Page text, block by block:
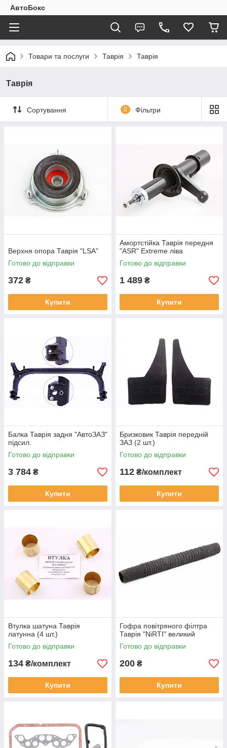
АвтоБокс
Товари та послуги Таврія Таврія
Таврія
Сортування 0 Фільтри
Верхня опора Таврія "LSA"
Готово до відправки
372 ₴
Купити
Амортстійка Таврія передня
"ASR" Extreme ліва
Готово до відправки
1 489 ₴
Купити
Балка Таврія задня "АвтоЗАЗ"
підсил.
Готово до відправки
3 784 ₴
Купити
Бризковик Таврія передній
ЗАЗ (2 шт.)
Готово до відправки
112 ₴/комплект
Купити
Втулка шатуна Таврія
латунна (4 шт.)
Готово до відправки
134 ₴/комплект
Купити
Гофра повітряного філтра
Таврія "NiRTI" великий
Готово до відправки
200 ₴
Купити